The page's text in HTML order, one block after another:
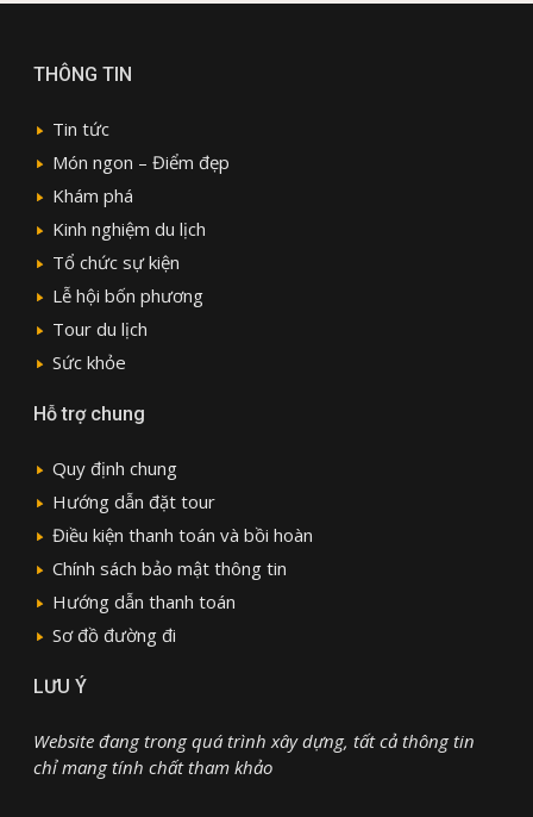
THÔNG TIN
Tin tức
Món ngon – Điểm đẹp
Khám phá
Kinh nghiệm du lịch
Tổ chức sự kiện
Lễ hội bốn phương
Tour du lịch
Sức khỏe
Hỗ trợ chung
Quy định chung
Hướng dẫn đặt tour
Điều kiện thanh toán và bồi hoàn
Chính sách bảo mật thông tin
Hướng dẫn thanh toán
Sơ đồ đường đi
LƯU Ý
Website đang trong quá trình xây dựng, tất cả thông tin
chỉ mang tính chất tham khảo